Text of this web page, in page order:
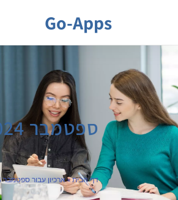
Go-Apps
ספטמבר 2024
דף הבית»ארכיון עבור ספטמבר 2024